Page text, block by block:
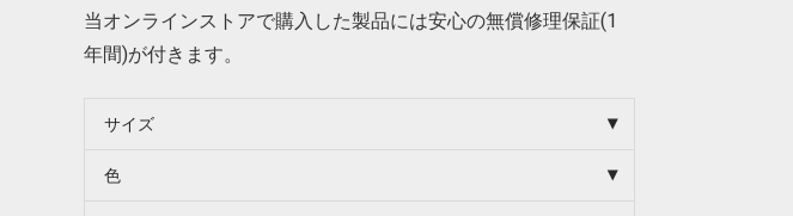
当オンラインストアで購入した製品には安心の無償修理保証(1
年間)が付きます。
サイズ
色